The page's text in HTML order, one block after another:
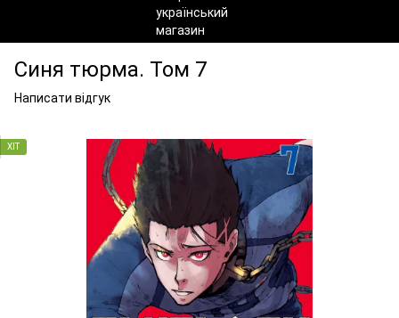
Синя тюрма. Том 7
Написати відгук
ХІТ